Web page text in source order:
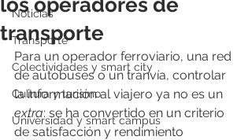
Noticias
Transporte
Colectividades y smart city
Cultura y turismo
Universidad y smart campus
los operadores de
transporte
Para un operador ferroviario, una red
de autobuses o un tranvía, controlar
la información al viajero ya no es un
extra: se ha convertido en un criterio
de satisfacción y rendimiento